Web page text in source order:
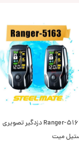
Ranger-5163 دزدگیر تصویری
میت